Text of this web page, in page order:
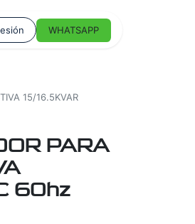
WHATSAPP
15/16.5KVAR
PARA
60hz